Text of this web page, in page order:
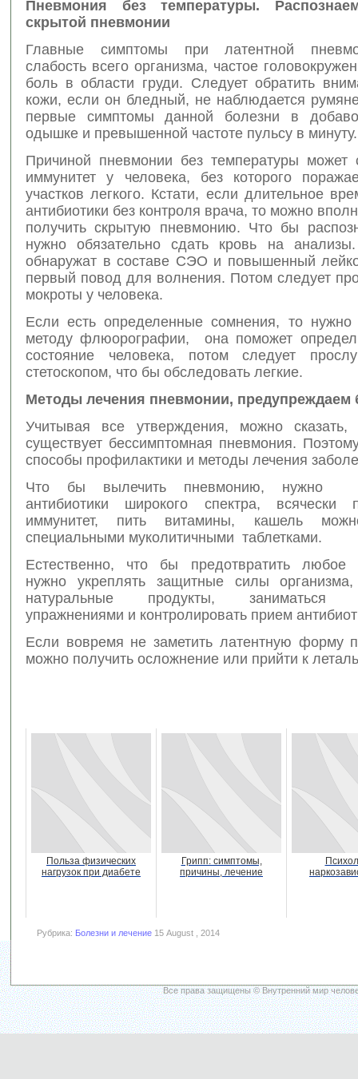
Пневмония без температуры.
скрытой пневмонии
Главные симптомы при латентной
слабость всего организма, частое
боль в области груди. Следует обратить
кожи, если он бледный, не наблюдается
первые симптомы данной болезни в
одышке и превышенной частоте пульсу в минуту.
Причиной пневмонии без температуры может
иммунитет у человека, без которого
участков легкого. Кстати, если длительное
антибиотики без контроля врача, то можно
получить скрытую пневмонию. Что бы
нужно обязательно сдать кровь на
обнаружат в составе СЭО и повышенный
первый повод для волнения. Потом следует
мокроты у человека.
Если есть определенные сомнения, то нужно
методу флюорографии, она поможет
состояние человека, потом следует
стетоскопом, что бы обследовать легкие.
Методы лечения пневмонии, предупреждаем
Учитывая все утверждения, можно сказать,
существует бессимптомная пневмония.
способы профилактики и методы лечения
Что бы вылечить пневмонию, нужно
антибиотики широкого спектра, всячески
иммунитет, пить витамины, кашель
специальными муколитичными таблетками.
Естественно, что бы предотвратить любое
нужно укреплять защитные силы
натуральные продукты, заниматься
упражнениями и контролировать прием
Если вовремя не заметить латентную форму
можно получить осложнение или прийти к
Польза физических
нагрузок при диабете
Грипп: симптомы,
причины, лечение
Рубрика: Болезни и лечение 15 August , 2014
Все права защищены © Внутренний мир